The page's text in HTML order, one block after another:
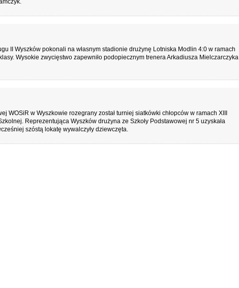
II Wyszków pokonali na własnym stadionie drużynę Lotniska Modlin 4:0 w ramach
Wysokie zwycięstwo zapewniło podopiecznym trenera Arkadiusza Mielczarczyka
WOSiR w Wyszkowie rozegrany został turniej siatkówki chłopców w ramach XIII
Reprezentująca Wyszków drużyna ze Szkoły Podstawowej nr 5 uzyskała
szóstą lokatę wywalczyły dziewczęta.